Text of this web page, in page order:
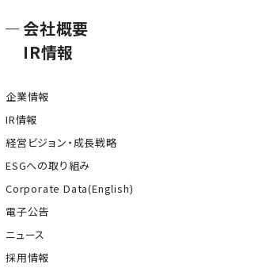
会社概要
IR情報
企業情報
IR情報
経営ビジョン・成長戦略
ESGへの取り組み
Corporate Data(English)
電子公告
ニュース
採用情報